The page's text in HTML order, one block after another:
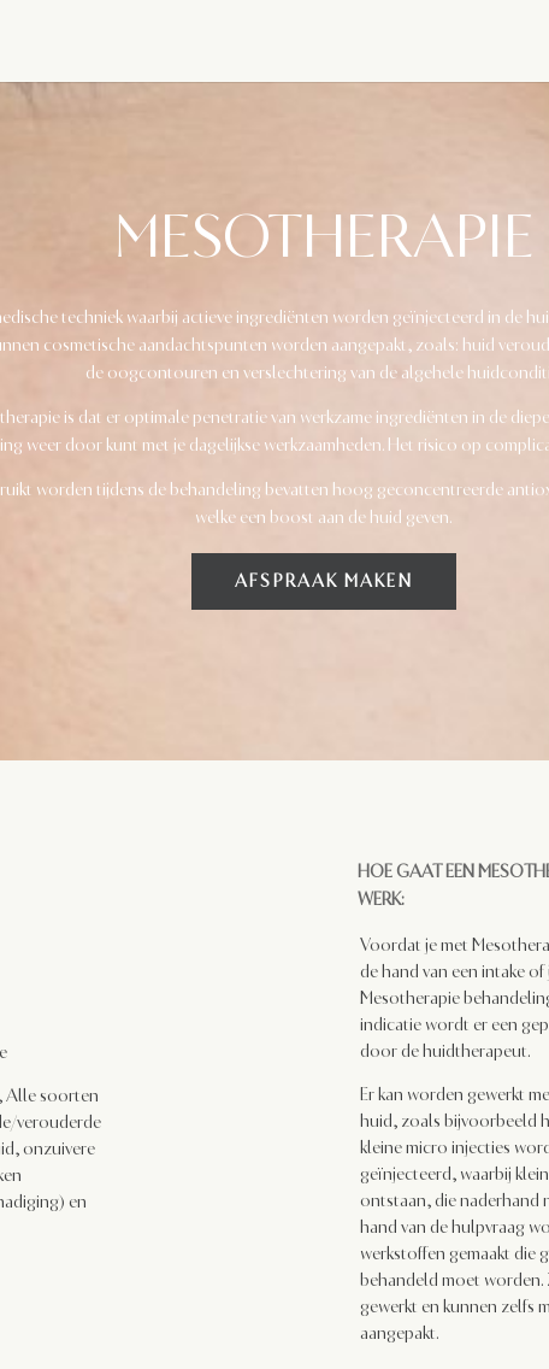
MESOTHERAPIE
techniek waarbij actieve ingrediënten worden geïnjecteerd in de
cosmetische aandachtspunten worden aangepakt, zoals: huid
de oogcontouren en verslechtering van de algehele
is dat er optimale penetratie van werkzame ingrediënten in de
weer door kunt met je dagelijkse werkzaamheden. Het risico op
worden tijdens de behandeling bevatten hoog geconcentreerde
welke een boost aan de huid geven.
AFSPRAAK MAKEN
Alle soorten
verouderde
onzuivere
en
HOE GAAT EEN
WERK:
Voordat je met
de hand van een intake
Mesotherapie
indicatie wordt er een
door de huidtherapeut.
Er kan worden gewerkt
huid, zoals bijvoorbeeld
kleine micro injecties
geïnjecteerd, waarbij
ontstaan, die naderhand
hand van de hulpvraag
werkstoffen gemaakt die
behandeld moet
gewerkt en kunnen zelfs
aangepakt.